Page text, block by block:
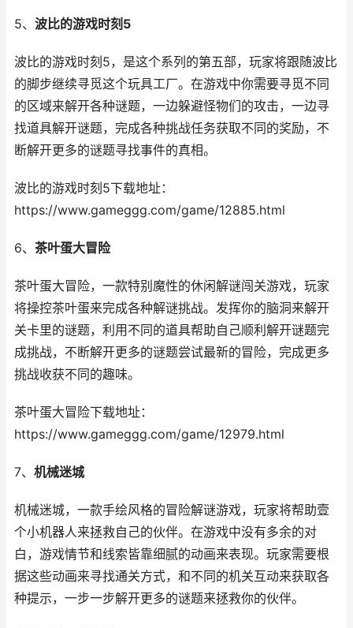
5、 波比的游戏时刻5
波比的游戏时刻5，是这个系列的第五部，玩家将跟随波比
的脚步继续寻觅这个玩具工厂。在游戏中你需要寻觅不同
的区域来解开各种谜题，一边躲避怪物们的攻击，一边寻
找道具解开谜题，完成各种挑战任务获取不同的奖励，不
断解开更多的谜题寻找事件的真相。
波比的游戏时刻5下载地址：
https://www.gameggg.com/game/12885.html
6、 茶叶蛋大冒险
茶叶蛋大冒险，一款特别魔性的休闲解谜闯关游戏，玩家
将操控茶叶蛋来完成各种解谜挑战。发挥你的脑洞来解开
关卡里的谜题，利用不同的道具帮助自己顺利解开谜题完
成挑战，不断解开更多的谜题尝试最新的冒险，完成更多
挑战收获不同的趣味。
茶叶蛋大冒险下载地址：
https://www.gameggg.com/game/12979.html
7、 机械迷城
机械迷城，一款手绘风格的冒险解谜游戏，玩家将帮助壹
个小机器人来拯救自己的伙伴。在游戏中没有多余的对
白，游戏情节和线索皆靠细腻的动画来表现。玩家需要根
据这些动画来寻找通关方式，和不同的机关互动来获取各
种提示，一步一步解开更多的谜题来拯救你的伙伴。